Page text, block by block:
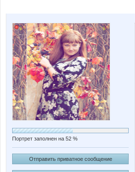
Портрет заполнен на 52 %
Отправить приватное сообщение